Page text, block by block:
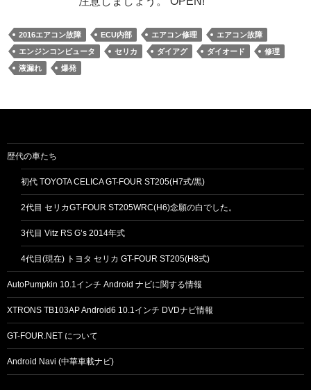
2016エアコン故障 ECU内部 エアコン修理
エアコン故障
エンジンコンピュータ
セリカ ダイアグ ダイオード
修理
液漏れ
爆発
歴代の車たち
初代 TOYOTA CELICA GT-FOUR ST205(H7式/黒)
2代目 セリカGT-FOUR ST205WRC(H6)念願の白でした。
3代目 Vitz RS G’s 2014年式
4代目(現在) トヨタ セリカ GT-FOUR ST205(H8式)
AutoPumpkin 10.1インチ Android ナビに関する情報
XTRONS TB103AP Android6 10.1インチ DVDナビ情報
GT-FOUR.NET について
Android Navi (中華車載ナビ)